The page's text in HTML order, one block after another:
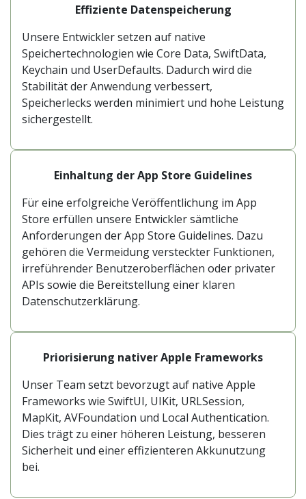
Effiziente Datenspeicherung
Unsere Entwickler setzen auf native
Speichertechnologien wie Core Data, SwiftData,
Keychain und UserDefaults. Dadurch wird die
Stabilität der Anwendung verbessert,
Speicherlecks werden minimiert und hohe Leistung
sichergestellt.
Einhaltung der App Store Guidelines
Für eine erfolgreiche Veröffentlichung im App
Store erfüllen unsere Entwickler sämtliche
Anforderungen der App Store Guidelines. Dazu
gehören die Vermeidung versteckter Funktionen,
irreführender Benutzeroberflächen oder privater
APIs sowie die Bereitstellung einer klaren
Datenschutzerklärung.
Priorisierung nativer Apple Frameworks
Unser Team setzt bevorzugt auf native Apple
Frameworks wie SwiftUI, UIKit, URLSession,
MapKit, AVFoundation und Local Authentication.
Dies trägt zu einer höheren Leistung, besseren
Sicherheit und einer effizienteren Akkunutzung
bei.